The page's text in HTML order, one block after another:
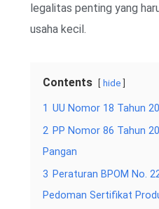
legalitas penting yang
usaha kecil.
Contents hide
1 UU Nomor 18 Tahun
2 PP Nomor 86 Tahun
Pangan
3 Peraturan BPOM No.
Pedoman Sertifikat